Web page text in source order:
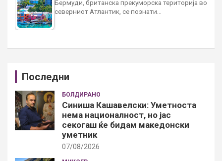
Бермуди, британска прекуморска територија во
северниот Атлантик, се познати…
Последни
БОЛДИРАНО
Синиша Кашавелски: Уметноста
нема националност, но јас
секогаш ќе бидам македонски
уметник
07/08/2026